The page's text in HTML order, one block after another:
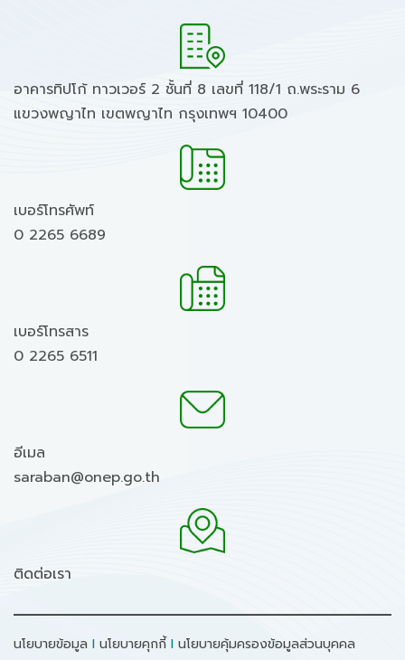
อาคารทิปโก้ ทาวเวอร์ 2 ชั้นที่ 8 เลขที่ 118/1 ถ.พระราม 6
แขวงพญาไท เขตพญาไท กรุงเทพฯ 10400
เบอร์โทรศัพท์
0 2265 6689
เบอร์โทรสาร
0 2265 6511
อีเมล
saraban@onep.go.th
ติดต่อเรา
นโยบายข้อมูล I นโยบายคุกกี้ I นโยบายคุ้มครองข้อมูลส่วนบุคคล